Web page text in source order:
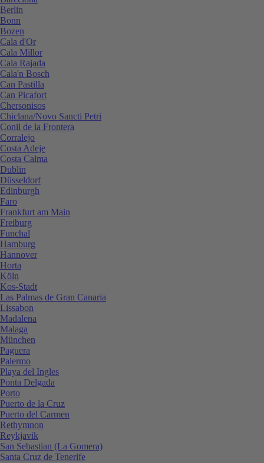
Berlin
Bonn
Bozen
Cala d'Or
Cala Millor
Cala Rajada
Cala'n Bosch
Can Pastilla
Can Picafort
Chersonisos
Chiclana/Novo Sancti Petri
Conil de la Frontera
Corralejo
Costa Adeje
Costa Calma
Dublin
Düsseldorf
Edinburgh
Faro
Frankfurt am Main
Freiburg
Funchal
Hamburg
Hannover
Horta
Köln
Kos-Stadt
Las Palmas de Gran Canaria
Lissabon
Madalena
Malaga
München
Paguera
Palermo
Playa del Ingles
Ponta Delgada
Porto
Puerto de la Cruz
Puerto del Carmen
Rethymnon
Reykjavik
San Sebastian (La Gomera)
Santa Cruz de Tenerife